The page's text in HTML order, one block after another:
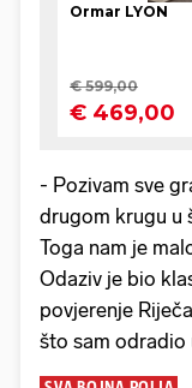
- Pozivam sve
drugom krugu u
Toga nam je
Odaziv je bio
povjerenje
što sam odradio